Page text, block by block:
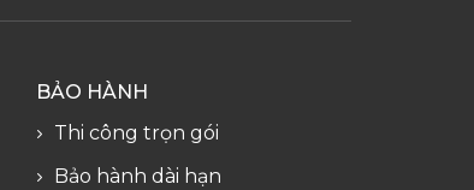
BẢO HÀNH
Thi công trọn gói
Bảo hành dài hạn